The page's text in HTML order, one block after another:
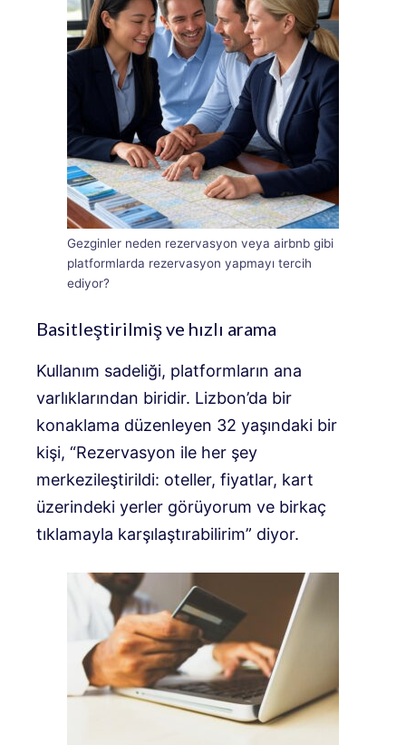
Gezginler neden rezervasyon veya airbnb gibi
platformlarda rezervasyon yapmayı tercih
ediyor?
Basitleştirilmiş ve hızlı arama
Kullanım sadeliği, platformların ana
varlıklarından biridir. Lizbon’da bir
konaklama düzenleyen 32 yaşındaki bir
kişi, “Rezervasyon ile her şey
merkezileştirildi: oteller, fiyatlar, kart
üzerindeki yerler görüyorum ve birkaç
tıklamayla karşılaştırabilirim” diyor.